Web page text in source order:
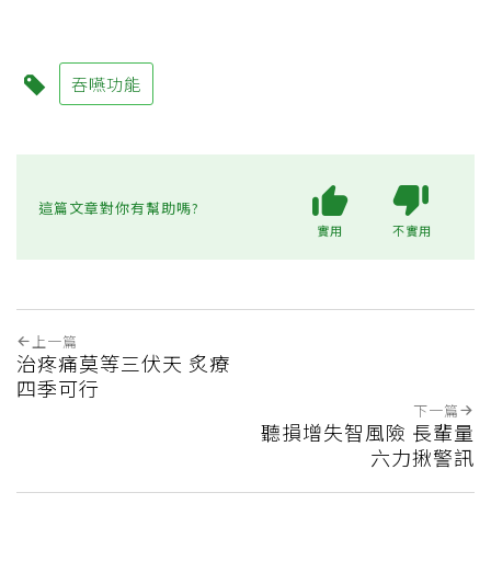
吞嚥功能
這篇文章對你有幫助嗎?
實用 不實用
上一篇
治疼痛莫等三伏天 炙療
四季可行
下一篇
聽損增失智風險 長輩量
六力揪警訊